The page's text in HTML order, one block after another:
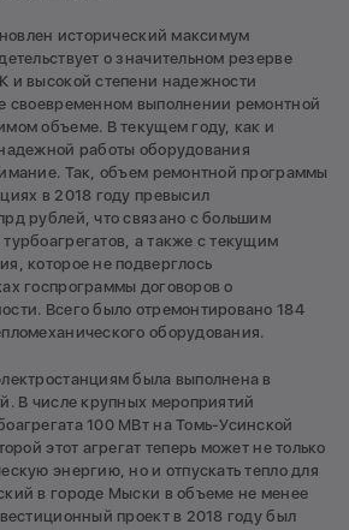
исторический максимум
о значительном резерве
и высокой степени надежности
своевременном выполнении ремонтной
объеме. В текущем году, как и
работы оборудования
Так, объем ремонтной программы
в 2018 году превысил
рублей, что связано с большим
а также с текущим
которое не подверглось
госпрограммы договоров о
Всего было отремонтировано 184
оборудования.
была выполнена в
В числе крупных мероприятий
100 МВт на Томь-Усинской
этот агрегат теперь может не только
энергию, но и отпускать тепло для
в городе Мыски в объеме не менее
проект в 2018 году был